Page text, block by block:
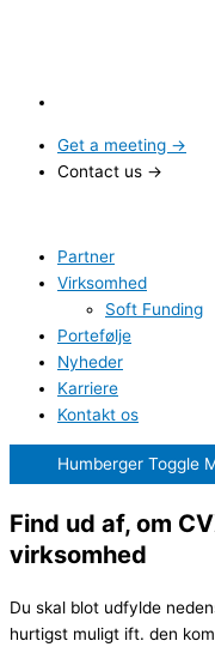
Get a meeting →
Contact us →
Partner
Virksomhed
Soft Funding
Portefølje
Nyheder
Karriere
Kontakt os
Humberger Toggle
Find ud af, om
virksomhed
Du skal blot udfylde
hurtigst muligt ift. den